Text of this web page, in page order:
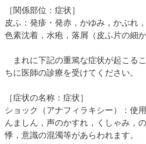
［関係部位：症状］
皮ふ：発疹・発赤，かゆみ，かぶれ
色素沈着，水疱，落屑（皮ふ片の細か
まれに下記の重篤な症状が起こる
ちに医師の診療を受けてください。
［症状の名称：症状］
ショック（アナフィラキシー）：使
んましん，声のかすれ，くしゃみ，
悸，意識の混濁等があらわれます。